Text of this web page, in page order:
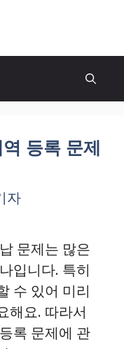
등록 문제
자
문제는 많은
입니다. 특히
수 있어 미리
해요. 따라서
록 문제에 관